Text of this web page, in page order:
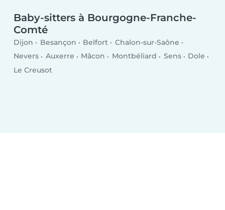
Baby-sitters à Bourgogne-Franche-
Comté
Dijon Besançon Belfort
Chalon-sur-Saône
Nevers
Auxerre Mâcon Montbéliard Sens
Dole
Le Creusot